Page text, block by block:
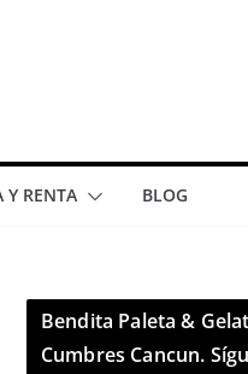
Y RENTA BLOG
Bendita Paleta &
Cumbres Cancun.